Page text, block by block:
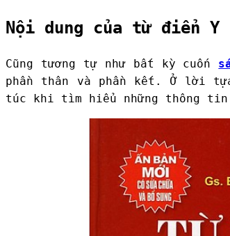
Nội dung của từ điển
Cũng tương tự như bất kỳ cuốn
phần thân và phần kết. Ở lời
túc khi tìm hiểu những thông